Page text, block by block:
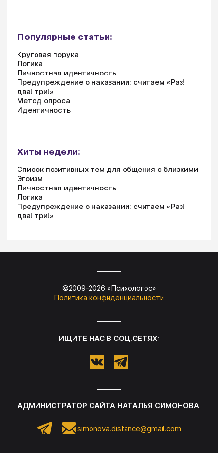
Популярные статьи:
Круговая порука
Логика
Личностная идентичность
Предупреждение о наказании: считаем «Раз!
два! три!»
Метод опроса
Идентичность
Хиты недели:
Список позитивных тем для общения с близкими
Эгоизм
Личностная идентичность
Логика
Предупреждение о наказании: считаем «Раз!
два! три!»
©2009-2026 «Психологос»
Политика конфиденциальности
ИЩИТЕ НАС В СОЦ.СЕТЯХ:
АДМИНИСТРАТОР САЙТА НАТАЛЬЯ СИМОНОВА:
simonova.distance@gmail.com